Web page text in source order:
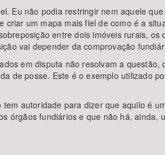
Eu não podia restringir nem aquele
um mapa mais fiel de como é a
entre dois imóveis rurais, os
vai depender da comprovação
em disputa não resolvam a
de posse. Este é o exemplo utilizado
autoridade para dizer que aquilo é
órgãos fundiários e que não há, ainda,